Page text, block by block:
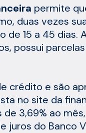
permite
duas vezes
15 a 45 dias.
possui
crédito e são
no site da
3,69% ao
juros do Banco